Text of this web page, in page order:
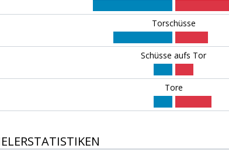
Torschüsse
Schüsse aufs Tor
Tore